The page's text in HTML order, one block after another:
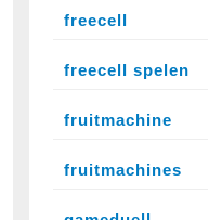
freecell
freecell spelen
fruitmachine
fruitmachines